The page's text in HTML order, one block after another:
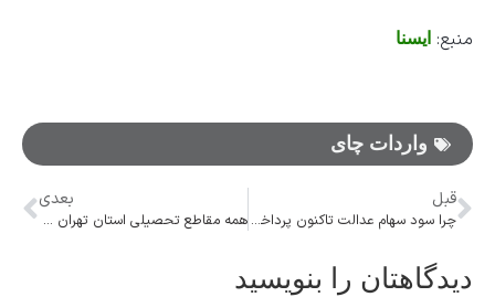
منبع: ایسنا
واردات چای
قبل
چرا سود سهام عدالت تاکنون پرداخت نشده است؟
بعدی
همه مقاطع تحصیلی استان تهران به‌ غیر از فیروزکوه فردا غیرحضوری شد
دیدگاهتان را بنویسید